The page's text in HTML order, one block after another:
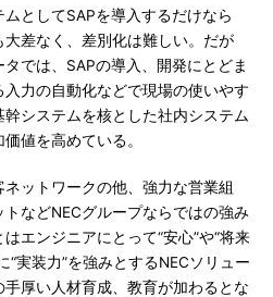
としてSAPを導入するだけなら
差なく、差別化は難しい。だが
では、SAPの導入、開発にとどま
力の自動化などで現場の使いやす
システムを核とした社内システム
値を高めている。
ットワークの他、強力な営業組
などNECグループならではの強み
エンジニアにとって“安心”や“将来
“実装力”を強みとするNECソリュー
厚い人材育成、教育が加わるとな